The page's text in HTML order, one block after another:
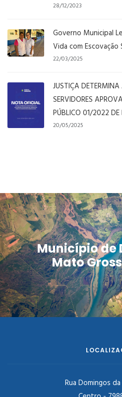
28/12/2023
Governo Municipal
Vida com Escovação
22/03/2025
JUSTIÇA
SERVIDORES
PÚBLICO 01/2022
20/05/2025
Município de
Mato
Rua Domingos